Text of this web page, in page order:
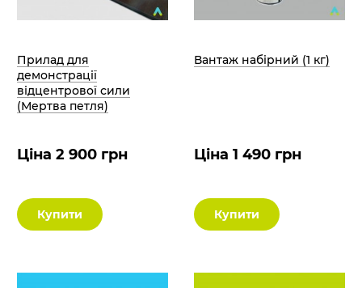
Прилад для
демонстрації
відцентрової сили
(Мертва петля)
Ціна 2 900 грн
Купити
Вантаж набірний (1 кг)
Ціна 1 490 грн
Купити